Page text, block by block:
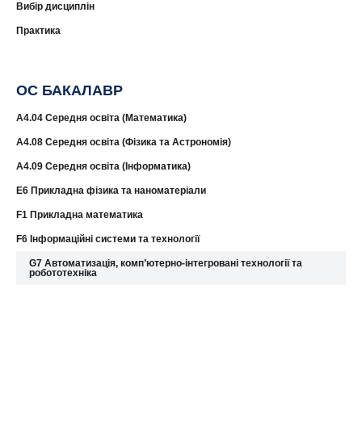
Вибір дисциплін
Практика
ОС БАКАЛАВР
A4.04 Середня освіта (Математика)
A4.08 Середня освіта (Фізика та Астрономія)
А4.09 Середня освіта (Інформатика)
E6 Прикладна фізика та наноматеріали
F1 Прикладна математика
F6 Інформаційні системи та технології
G7 Автоматизація, комп’ютерно-інтегровані технології та
робототехніка